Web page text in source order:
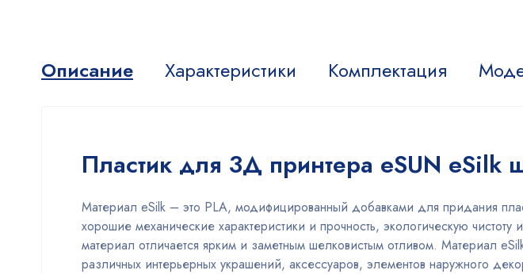
Описание Характеристики Комплектация
Пластик для 3Д принтера eSUN eSilk
Материал eSilk – это PLA, модифицированный добавками для придания
хорошие механические характеристики и прочность, экологическую
материал отличается ярким и заметным шелковистым отливом. Материал
различных интерьерных украшений, аксессуаров, элементов наружного